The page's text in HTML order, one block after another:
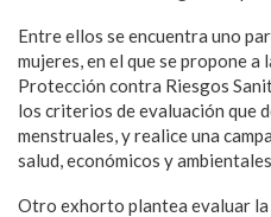
Entre ellos se encuentra uno
mujeres, en el que se propone a
Protección contra Riesgos
los criterios de evaluación que
menstruales, y realice una
salud, económicos y
Otro exhorto plantea evaluar